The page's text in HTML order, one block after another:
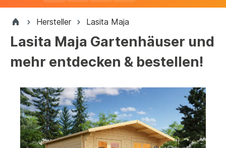
Hersteller Lasita Maja
Lasita Maja Gartenhäuser und
mehr entdecken & bestellen!